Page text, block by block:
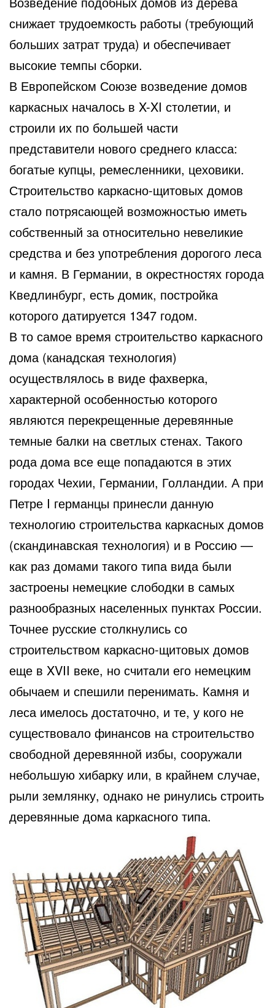
снижает трудоемкость работы (требующий
больших затрат труда) и обеспечивает
высокие темпы сборки.
В Европейском Союзе возведение домов
каркасных началось в X-XI столетии, и
строили их по большей части
представители нового среднего класса:
богатые купцы, ремесленники, цеховики.
Строительство каркасно-щитовых домов
стало потрясающей возможностью иметь
собственный за относительно невеликие
средства и без употребления дорогого леса
и камня. В Германии, в окрестностях города
Кведлинбург, есть домик, постройка
которого датируется 1347 годом.
В то самое время строительство каркасного
дома (канадская технология)
осуществлялось в виде фахверка,
характерной особенностью которого
являются перекрещенные деревянные
темные балки на светлых стенах. Такого
рода дома все еще попадаются в этих
городах Чехии, Германии, Голландии. А при
Петре I германцы принесли данную
технологию строительства каркасных домов
(скандинавская технология) и в Россию —
как раз домами такого типа вида были
застроены немецкие слободки в самых
разнообразных населенных пунктах России.
Точнее русские столкнулись со
строительством каркасно-щитовых домов
еще в XVII веке, но считали его немецким
обычаем и спешили перенимать. Камня и
леса имелось достаточно, и те, у кого не
существовало финансов на строительство
свободной деревянной избы, сооружали
небольшую хибарку или, в крайнем случае,
рыли землянку, однако не ринулись строить
деревянные дома каркасного типа.